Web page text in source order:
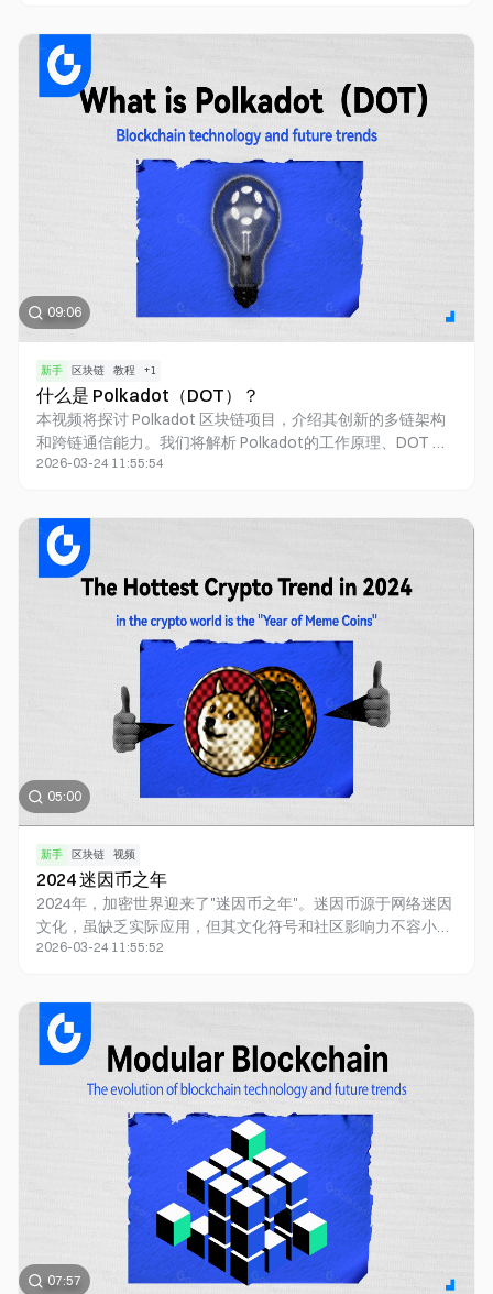
其对社会和经济的影响。通过本视频，观众将深入了解 DePIN
这一前沿领域，并清晰认识到 DePIN 在构建未来数字社会中的
重要作用。
09:06
新手 区块链 教程 +1
什么是 Polkadot（DOT）？
本视频将探讨 Polkadot 区块链项目，介绍其创新的多链架构
和跨链通信能力。我们将解析 Polkadot的工作原理、DOT 代
币的用途，以及其优势与挑战。特别关注 Polkadot 2.0 升级，
地位。
2026-03-24 11:55:54
05:00
新手 区块链 视频
2024 迷因币之年
2024年，加密世界迎来了"迷因币之年"。迷因币源于网络迷因
文化，虽缺乏实际应用，但其文化符号和社区影响力不容小
觑。从柴犬到佩佩蛙，各种迷因文化纷纷演变为热门币种。迷
迷因币表现亮眼，如WIF、BONK等。然而，迷因币的高波动
性也带来了巨大风险。它的崛起不仅引发了关于价值投资的深
思，也为加密市场注入了新的活力。
2026-03-24 11:55:52
07:57